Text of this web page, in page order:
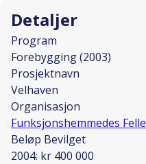
Detaljer
Program
Forebygging (2003)
Prosjektnavn
Velhaven
Organisasjon
Funksjonshemmedes
Beløp Bevilget
2004: kr 400 000